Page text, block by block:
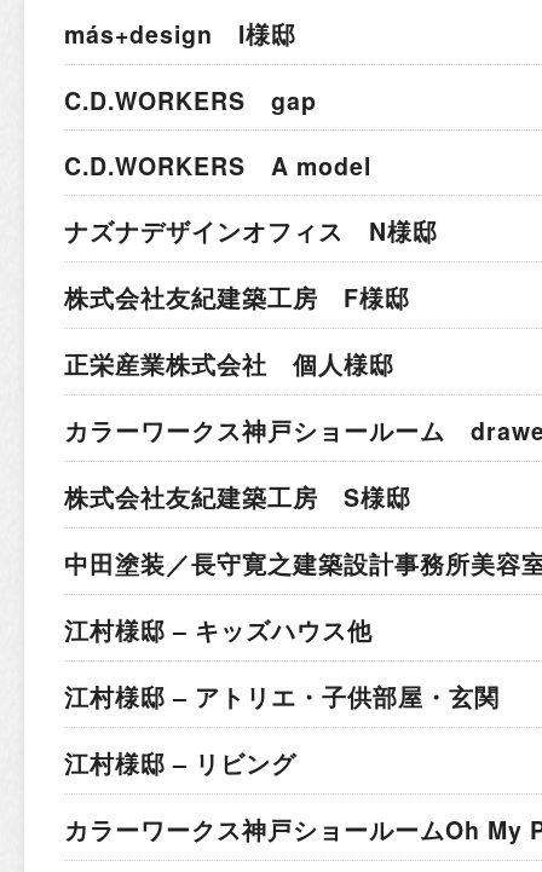
más+design I様邸
C.D.WORKERS gap
C.D.WORKERS A model
ナズナデザインオフィス N様邸
株式会社友紀建築工房 F様邸
正栄産業株式会社 個人様邸
カラーワークス神戸ショールーム
株式会社友紀建築工房 S様邸
中田塗装／長守寛之建築設計事務所美容
江村様邸 – キッズハウス他
江村様邸 – アトリエ・子供部屋・玄関
江村様邸 – リビング
カラーワークス神戸ショールームOh My